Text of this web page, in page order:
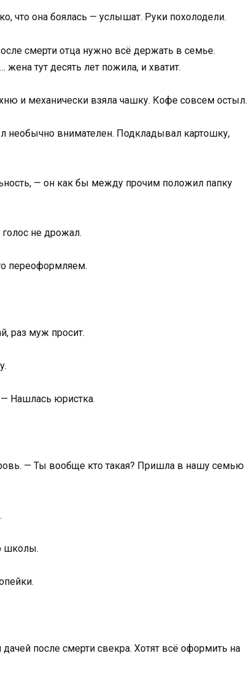
что она боялась — услышат. Руки похолодели.
смерти отца нужно всё держать в семье.
тут десять лет пожила, и хватит.
и механически взяла чашку. Кофе совсем остыл.
внимателен. Подкладывал картошку,
— он как бы между прочим положил папку
не дрожал.
переоформляем.
раз муж просит.
Нашлась юристка.
— Ты вообще кто такая? Пришла в нашу семью
школы.
после смерти свекра. Хотят всё оформить на